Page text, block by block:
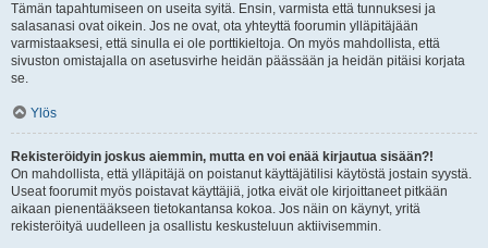
Tämän tapahtumiseen on useita syitä. Ensin, varmista että tunnuksesi ja
salasanasi ovat oikein. Jos ne ovat, ota yhteyttä foorumin ylläpitäjään
varmistaaksesi, että sinulla ei ole porttikieltoja. On myös mahdollista, että
sivuston omistajalla on asetusvirhe heidän päässään ja heidän pitäisi korjata
se.
Ylös
Rekisteröidyin joskus aiemmin, mutta en voi enää kirjautua sisään?!
On mahdollista, että ylläpitäjä on poistanut käyttäjätilisi käytöstä jostain syystä.
Useat foorumit myös poistavat käyttäjiä, jotka eivät ole kirjoittaneet pitkään
aikaan pienentääkseen tietokantansa kokoa. Jos näin on käynyt, yritä
rekisteröityä uudelleen ja osallistu keskusteluun aktiivisemmin.